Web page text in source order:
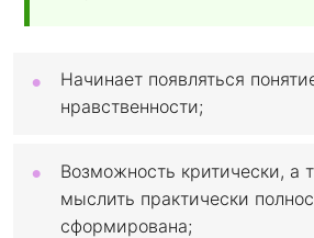
Начинает появляться
нравственности;
Возможность критически, а
мыслить практически
сформирована;